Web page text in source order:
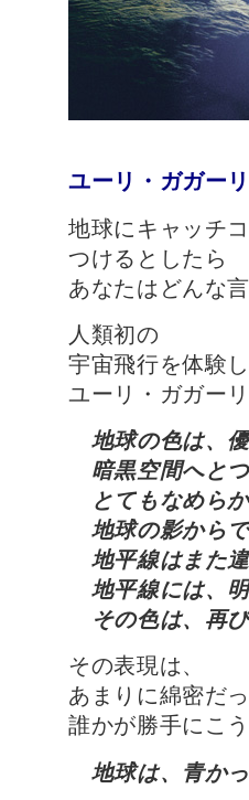
ユーリ・ガガー
地球にキャッチ
つけるとしたら
あなたはどんな
人類初の
宇宙飛行を体験
ユーリ・ガガー
地球の色は、
暗黒空間へと
とてもなめら
地球の影から
地平線はまた
地平線には、
その色は、再
その表現は、
あまりに綿密だ
誰かが勝手にこ
地球は、青か